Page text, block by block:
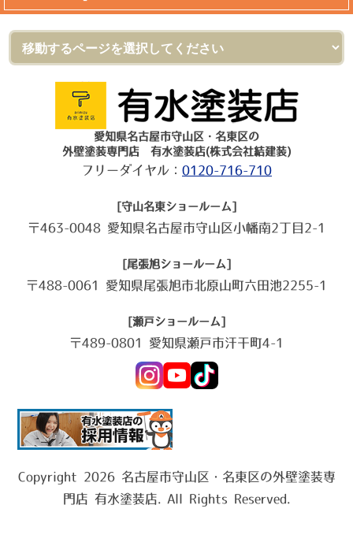
愛知県名古屋市守山区・名東区の
外壁塗装専門店 有水塗装店(株式会社結建装)
フリーダイヤル： 0120-716-710
[守山名東ショールーム]
〒463-0048 愛知県名古屋市守山区小幡南2丁目2-1
[尾張旭ショールーム]
〒488-0061 愛知県尾張旭市北原山町六田池2255-1
[瀬戸ショールーム]
〒489-0801 愛知県瀬戸市汗干町4-1
Copyright 2026 名古屋市守山区・名東区の外壁塗装専
門店 有水塗装店. All Rights Reserved.